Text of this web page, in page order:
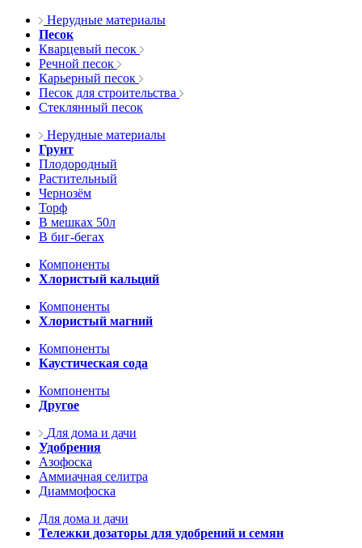
Нерудные материалы
Песок
Кварцевый песок
Речной песок
Карьерный песок
Песок для строительства
Стеклянный песок
Нерудные материалы
Грунт
Плодородный
Растительный
Чернозём
Торф
В мешках 50л
В биг-бегах
Компоненты
Хлористый кальций
Компоненты
Хлористый магний
Компоненты
Каустическая сода
Компоненты
Другое
Для дома и дачи
Удобрения
Азофоска
Аммиачная селитра
Диаммофоска
Для дома и дачи
Тележки дозаторы для удобрений и семян